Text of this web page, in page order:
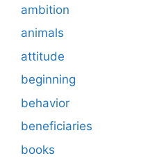
ambition
animals
attitude
beginning
behavior
beneficiaries
books